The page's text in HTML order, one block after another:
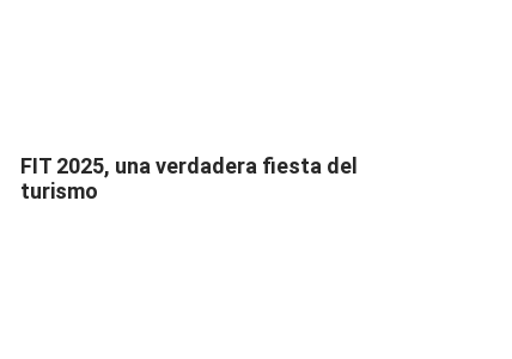
FIT 2025, una verdadera fiesta del
turismo